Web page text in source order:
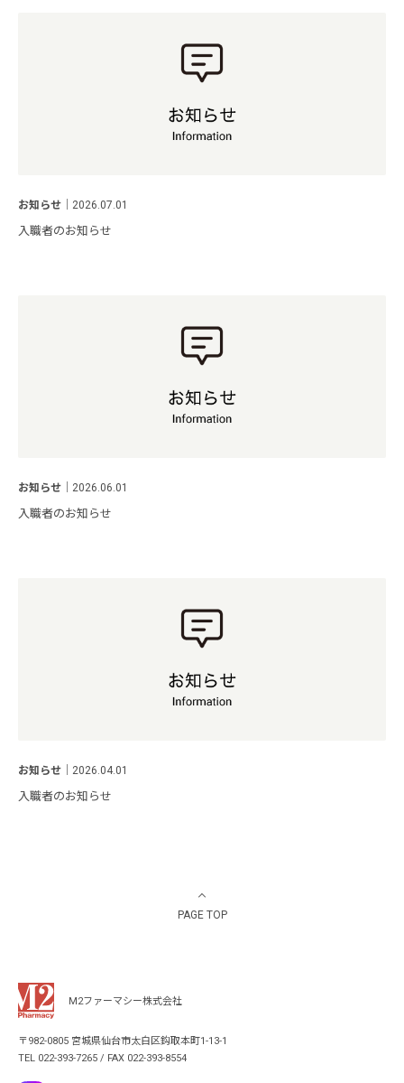
お知らせ 2026.07.01
入職者のお知らせ
お知らせ 2026.06.01
入職者のお知らせ
お知らせ 2026.04.01
入職者のお知らせ
PAGE TOP
M2ファーマシー株式会社
〒982-0805 宮城県仙台市太白区鈎取本町1-13-1
TEL 022-393-7265 / FAX 022-393-8554